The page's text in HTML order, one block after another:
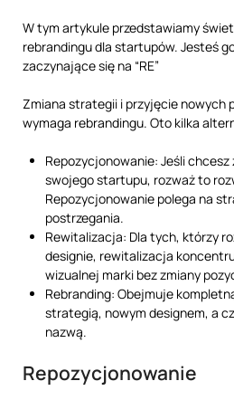
W tym artykule przedstawiamy
rebrandingu dla startupów. Jesteś
zaczynające się na “RE”
Zmiana strategii i przyjęcie nowych
wymaga rebrandingu. Oto kilka
Repozycjonowanie: Jeśli
swojego startupu, rozważ to
Repozycjonowanie polega na
postrzegania.
Rewitalizacja: Dla tych, którzy
designie, rewitalizacja
wizualnej marki bez zmiany
Rebranding: Obejmuje
strategią, nowym designem, a
nazwą.
Repozycjonowanie